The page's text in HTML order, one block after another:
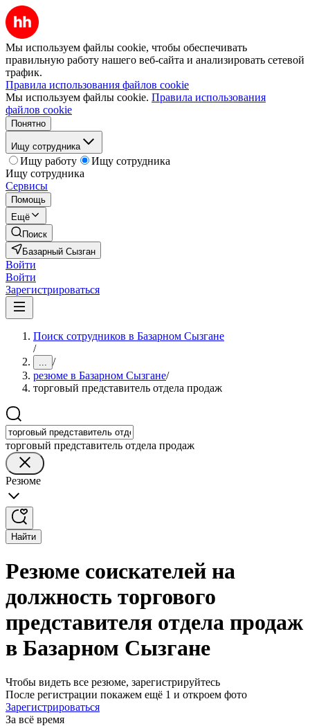
Мы используем файлы cookie, чтобы обеспечивать
правильную работу нашего веб-сайта и анализировать сетевой
трафик.
Правила использования файлов cookie
Мы используем файлы cookie. Правила использования
файлов cookie
Понятно
Ищу сотрудника
Ищу работу
Ищу сотрудника
Ищу сотрудника
Сервисы
Помощь
Ещё
Поиск
Базарный Сызган
Войти
Войти
Зарегистрироваться
Поиск сотрудников в Базарном Сызгане
/
... /
резюме в Базарном Сызгане/
торговый представитель отдела продаж
торговый представитель отдела продаж
Резюме
Найти
Резюме соискателей на
должность торгового
представителя отдела продаж
в Базарном Сызгане
Чтобы видеть все резюме, зарегистрируйтесь
После регистрации покажем ещё 1 и откроем фото
Зарегистрироваться
За всё время